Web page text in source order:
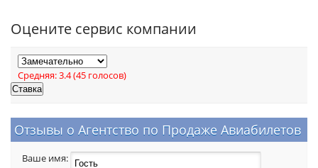
Оцените сервис компании
Средняя:3.4(45 голосов)
Отзывы о Агентство по Продаже Авиабилетов
Ваше имя: